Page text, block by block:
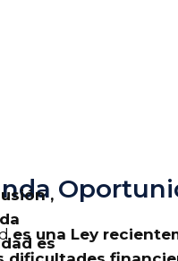
es una Ley
,
es